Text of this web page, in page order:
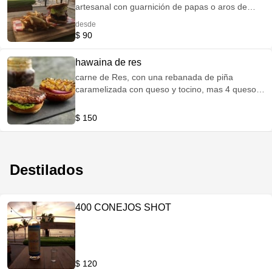
artesanal con guarnición de papas o aros de
desde
$ 90
hawaina de res
carne de Res, con una rebanada de piña
caramelizada con queso y tocino, mas 4 quesos
cebolla
$ 150
Destilados
400 CONEJOS SHOT
$ 120